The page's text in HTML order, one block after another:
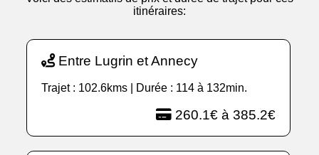
itinéraires:
Entre Lugrin et Annecy
Trajet : 102.6kms | Durée : 114 à 132min.
260.1€ à 385.2€